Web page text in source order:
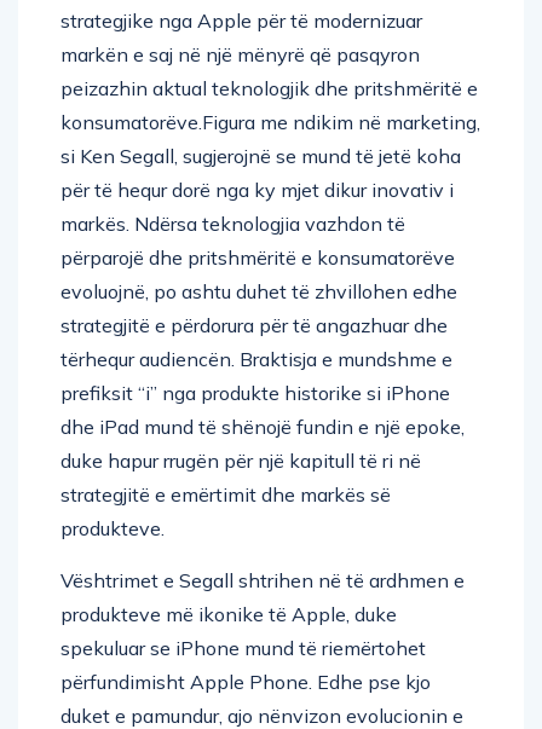
strategjike nga Apple për të modernizuar
markën e saj në një mënyrë që pasqyron
peizazhin aktual teknologjik dhe pritshmëritë e
konsumatorëve.Figura me ndikim në marketing,
si Ken Segall, sugjerojnë se mund të jetë koha
për të hequr dorë nga ky mjet dikur inovativ i
markës. Ndërsa teknologjia vazhdon të
përparojë dhe pritshmëritë e konsumatorëve
evoluojnë, po ashtu duhet të zhvillohen edhe
strategjitë e përdorura për të angazhuar dhe
tërhequr audiencën. Braktisja e mundshme e
prefiksit “i” nga produkte historike si iPhone
dhe iPad mund të shënojë fundin e një epoke,
duke hapur rrugën për një kapitull të ri në
strategjitë e emërtimit dhe markës së
produkteve.
Vështrimet e Segall shtrihen në të ardhmen e
produkteve më ikonike të Apple, duke
spekuluar se iPhone mund të riemërtohet
përfundimisht Apple Phone. Edhe pse kjo
duket e pamundur, ajo nënvizon evolucionin e